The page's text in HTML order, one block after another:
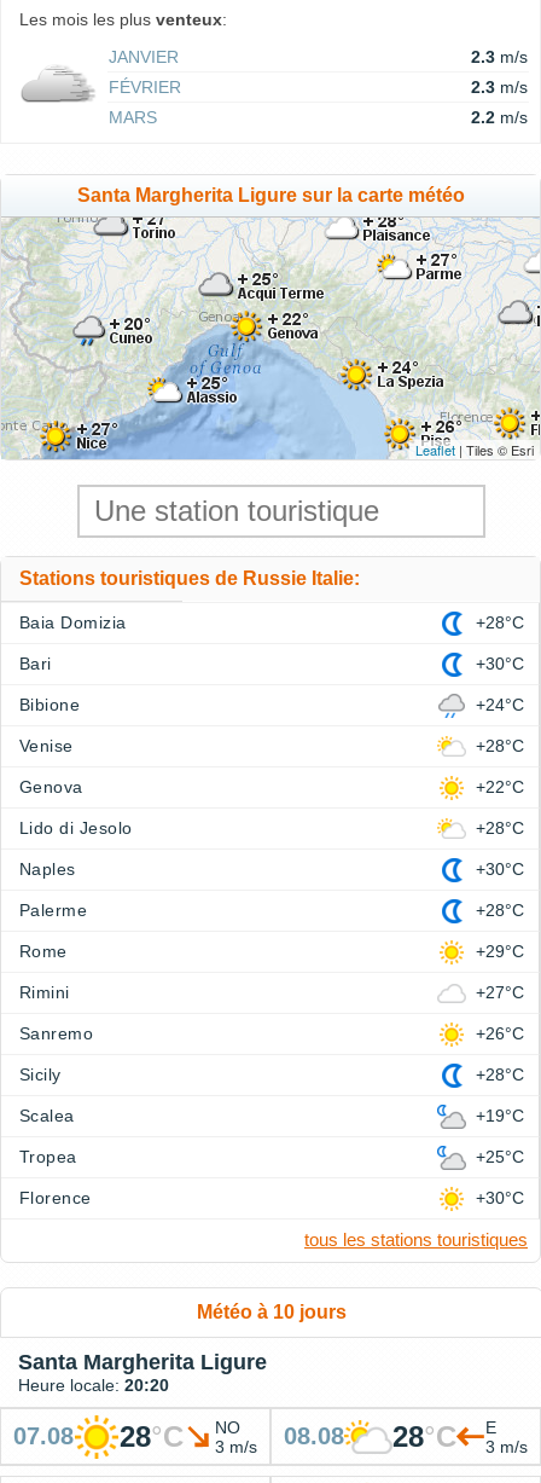
Les mois les plus venteux:
JANVIER
2.3 m/s
FÉVRIER
2.3 m/s
MARS
2.2 m/s
Santa Margherita Ligure sur la carte météo
Leaflet | Tiles © Esri
Stations touristiques de Russie Italie:
Baia Domizia +28°C
Bari +30°C
Bibione +24°C
Venise +28°C
Genova +22°C
Lido di Jesolo +28°C
Naples +30°C
Palerme +28°C
Rome +29°C
Rimini +27°C
Sanremo +26°C
Sicily +28°C
Scalea +19°C
Tropea +25°C
Florence +30°C
tous les stations touristiques
Météo à 10 jours
Santa Margherita Ligure
Heure locale: 20:20
07.08 28°C
NO
3 m/s
08.08 28°C
E
3 m/s